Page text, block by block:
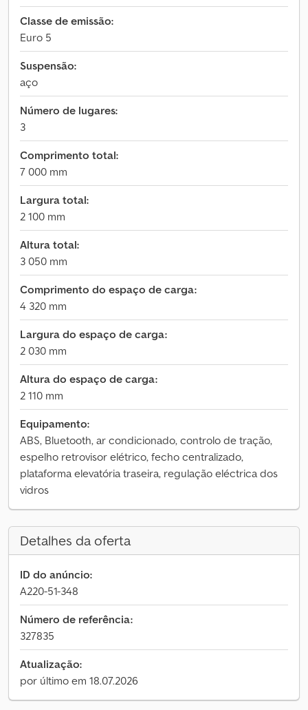
Classe de emissão:
Euro 5
Suspensão:
aço
Número de lugares:
3
Comprimento total:
7 000 mm
Largura total:
2 100 mm
Altura total:
3 050 mm
Comprimento do espaço de carga:
4 320 mm
Largura do espaço de carga:
2 030 mm
Altura do espaço de carga:
2 110 mm
Equipamento:
ABS, Bluetooth, ar condicionado, controlo de tração,
espelho retrovisor elétrico, fecho centralizado,
plataforma elevatória traseira, regulação eléctrica dos
vidros
Detalhes da oferta
ID do anúncio:
A220-51-348
Número de referência:
327835
Atualização:
por último em 18.07.2026